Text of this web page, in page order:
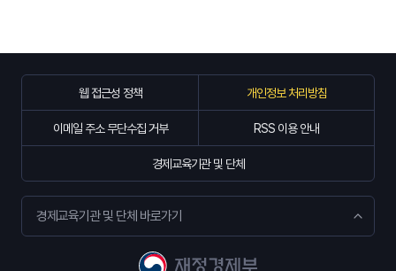
웹 접근성 정책 개인정보 처리방침
이메일 주소 무단수집 거부 RSS 이용 안내
경제교육기관 및 단체
경제교육기관 및 단체 바로가기